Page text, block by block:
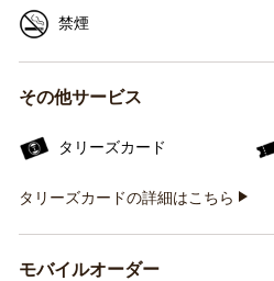
禁煙
その他サービス
タリーズカード
タリーズカードの詳細はこちら
モバイルオーダー